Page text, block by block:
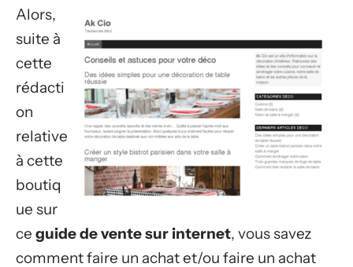
Alors,
suite à
cette
rédacti
on
relative
à cette
boutiq
ue sur
ce guide de vente sur internet, vous savez
comment faire un achat et/ou faire un achat